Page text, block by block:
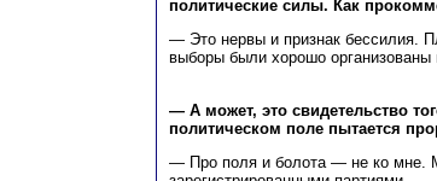
политические силы. Как
— Это нервы и признак бессилия.
выборы были хорошо
— А может, это свидетельство
политическом поле пытается
— Про поля и болота — не ко мне.